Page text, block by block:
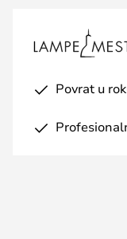
Povrat u